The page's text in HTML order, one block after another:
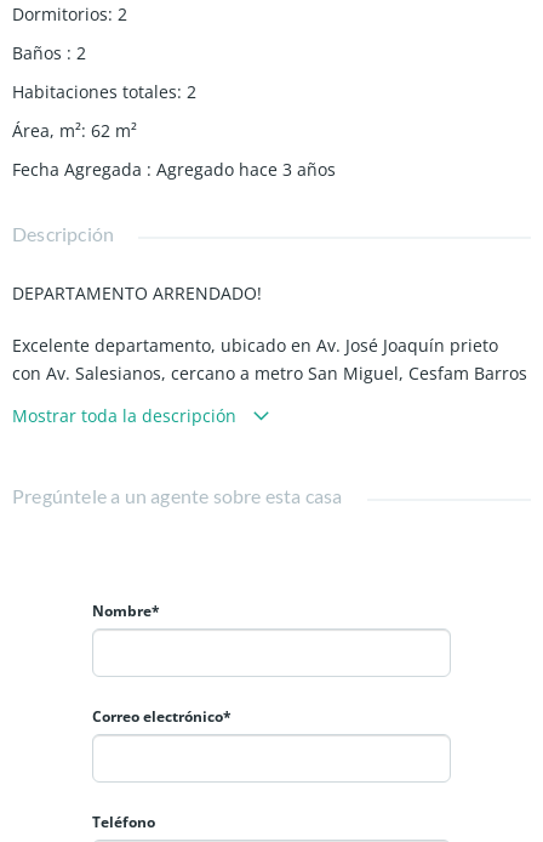
Dormitorios: 2
Baños : 2
Habitaciones totales: 2
Área, m²: 62 m²
Fecha Agregada : Agregado hace 3 años
Descripción
DEPARTAMENTO ARRENDADO!
Excelente departamento, ubicado en Av. José Joaquín prieto
con Av. Salesianos, cercano a metro San Miguel, Cesfam Barros
parques, colegios, comercios, farmacias y alta conectividad con
-62 m2 aprox. totales.
Disponibilidad a partir del 1 de Septiembre.
Gasto comunes $80.000 a $100.000 Aprox. (Incluye consumo de
Mostrar toda la descripción
Pregúntele a un agente sobre esta casa
Nombre*
Correo electrónico*
Teléfono